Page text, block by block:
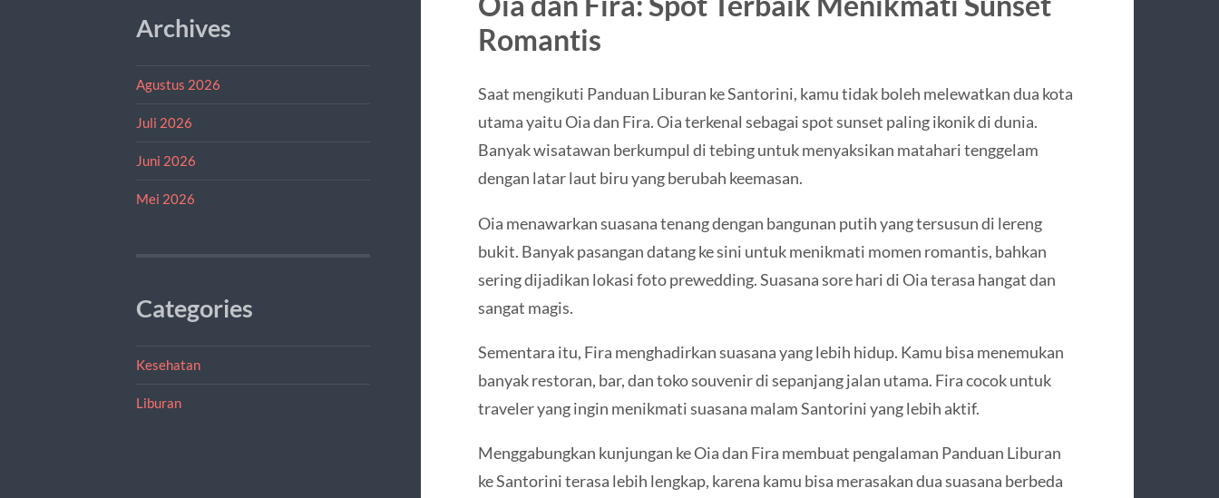
Archives
Agustus 2026
Juli 2026
Juni 2026
Mei 2026
Categories
Kesehatan
Liburan
Romantis
Saat mengikuti Panduan Liburan ke Santorini, kamu tidak boleh melewatkan dua kota
utama yaitu Oia dan Fira.Oiaterkenal sebagai spot sunset paling ikonik di dunia.
Banyak wisatawan berkumpul di tebing untuk menyaksikan matahari tenggelam
dengan latar laut biru yang berubah keemasan.
Oia menawarkan suasana tenang dengan bangunan putih yang tersusun di lereng
bukit. Banyak pasangan datang ke sini untuk menikmati momen romantis, bahkan
sering dijadikan lokasi foto prewedding. Suasana sore hari di Oia terasa hangat dan
sangat magis.
Sementara itu, Fira menghadirkan suasana yang lebih hidup. Kamu bisa menemukan
banyak restoran, bar, dan toko souvenir di sepanjang jalan utama. Fira cocok untuk
traveler yang ingin menikmati suasana malam Santorini yang lebih aktif.
Menggabungkan kunjungan ke Oia dan Fira membuat pengalaman Panduan Liburan
ke Santorini terasa lebih lengkap, karena kamu bisa merasakan dua suasana berbeda